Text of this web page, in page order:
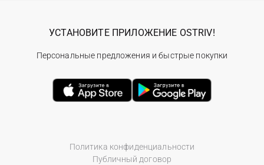
Политика конфиденциальности
Публичный договор
УСТАНОВИТЕ ПРИЛОЖЕНИЕ OSTRIV!
Персональные предложения и быстрые покупки